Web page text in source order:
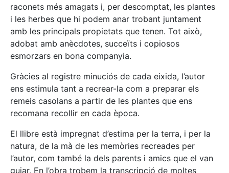
raconets més amagats i, per descomptat, les plantes
i les herbes que hi podem anar trobant juntament
amb les principals propietats que tenen. Tot això,
adobat amb anècdotes, succeïts i copiosos
esmorzars en bona companyia.
Gràcies al registre minuciós de cada eixida, l’autor
ens estimula tant a recrear-la com a preparar els
remeis casolans a partir de les plantes que ens
recomana recollir en cada època.
El llibre està impregnat d’estima per la terra, i per la
natura, de la mà de les memòries recreades per
l’autor, com també la dels parents i amics que el van
guiar. En l’obra trobem la transcripció de moltes